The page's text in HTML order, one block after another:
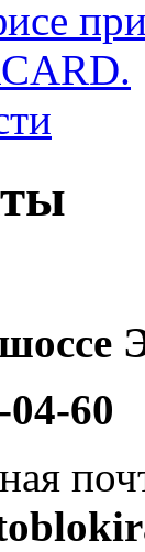
60